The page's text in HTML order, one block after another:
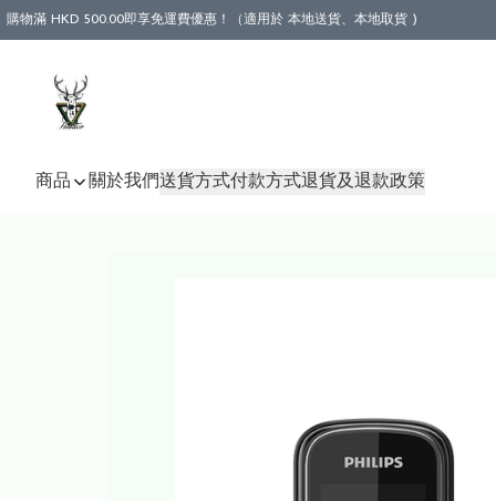
購物滿 HKD 500.00即享免運費優惠！（適用於 本地送貨、本地取貨 )
商品 關於我們送貨方式付款方式退貨及退款政策